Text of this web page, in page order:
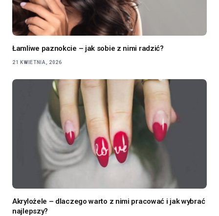
Łamliwe paznokcie – jak sobie z nimi radzić?
21 KWIETNIA, 2026
Akrylożele – dlaczego warto z nimi pracować i jak wybrać
najlepszy?